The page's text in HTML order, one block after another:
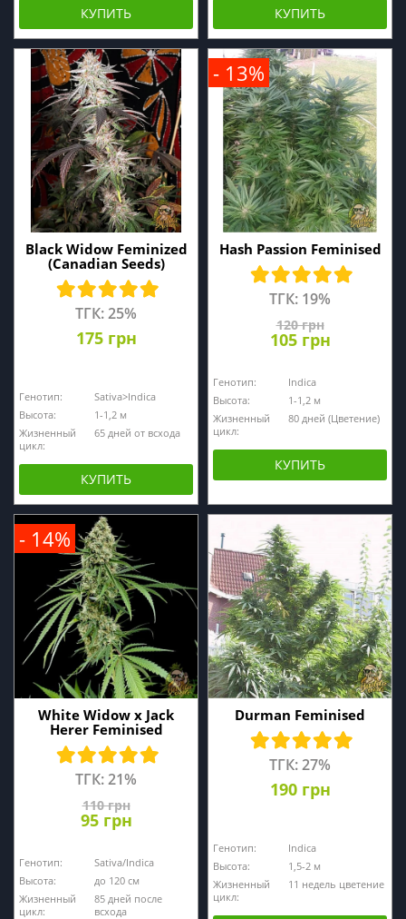
КУПИТЬ КУПИТЬ
Black Widow Feminized
(Canadian Seeds)
ТГК: 25%
175 грн
Генотип:
Sativa>Indica
Высота:
1-1,2 м
Жизненный
цикл:
65 дней от всхода
КУПИТЬ
Hash Passion Feminised
ТГК: 19%
120 грн
105 грн
Генотип:
Indica
Высота:
1-1,2 м
Жизненный
цикл:
80 дней (Цветение)
КУПИТЬ
- 13%
White Widow x Jack
Herer Feminised
ТГК: 21%
110 грн
95 грн
Генотип:
Sativa/Indica
Высота:
до 120 см
Жизненный
цикл:
85 дней после
всхода
- 14%
Durman Feminised
ТГК: 27%
190 грн
Генотип:
Indica
Высота:
1,5-2 м
Жизненный
цикл:
11 недель цветение